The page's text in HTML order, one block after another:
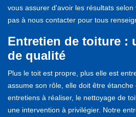
vous assurer d'avoir les résultats
pas à nous contacter pour tous
Entretien de toiture :
de qualité
Plus le toit est propre, plus elle est
assume son rôle, elle doit être
entretiens à réaliser, le nettoyage de
une intervention à privilégier. Notre